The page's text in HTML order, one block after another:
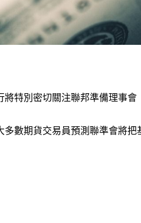
特別密切關注聯邦準備理事
數期貨交易員預測聯準會將把